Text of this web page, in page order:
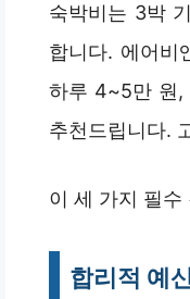
숙박비는 3박
합니다. 에어비
하루 4~5만 원,
추천드립니다.
이 세 가지 필
합리적 예